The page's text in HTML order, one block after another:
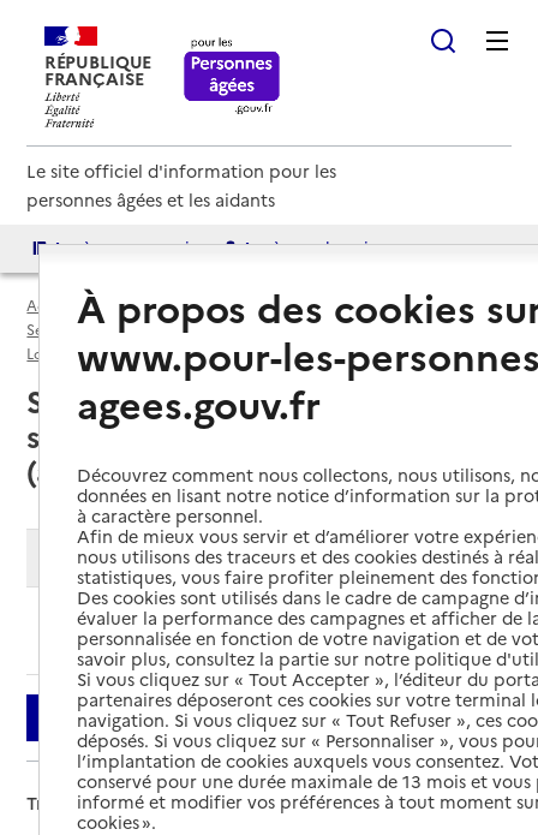
RÉPUBLIQUE
FRANÇAISE
Le site officiel d'information pour les
personnes âgées et les aidants
Accès aux annuaires Accès par besoin
Accueil
Espace annuaire
Services autonomie à domicile (aide et soins) par département
Loire-Atlantique (44)
Service autonomie à domicile (aide et soins)
Savenay (44260) : liste des
services autonomie à domicile
(aide et soins)
Modifier ma recherche
Ajouter cette recherche aux favoris
Filtrer
Trier par :
À propos des cookies
www.pour-les-
agees.gouv.fr
Découvrez comment nous collectons, nous utilisons,
données en lisant notre notice d’information sur la
à caractère personnel.
Afin de mieux vous servir et d’améliorer votre
nous utilisons des traceurs et des cookies destinés à
statistiques, vous faire profiter pleinement des
Des cookies sont utilisés dans le cadre de campagne
évaluer la performance des campagnes et afficher de
personnalisée en fonction de votre navigation et de
savoir plus, consultez la partie sur notre politique
Si vous cliquez sur « Tout Accepter », l’éditeur du
partenaires déposeront ces cookies sur votre terminal
navigation. Si vous cliquez sur « Tout Refuser », ces
déposés. Si vous cliquez sur « Personnaliser », vous
l’implantation de cookies auxquels vous consentez.
conservé pour une durée maximale de 13 mois et
informé et modifier vos préférences à tout moment
cookies ».